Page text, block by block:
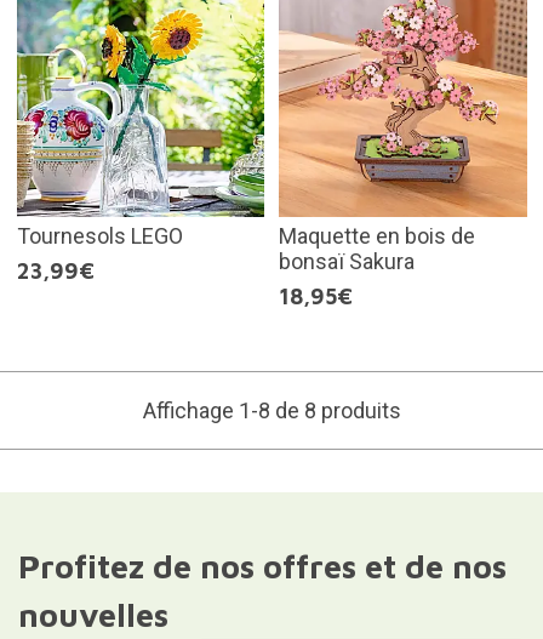
Tournesols LEGO
23,99€
Maquette en bois de
bonsaï Sakura
18,95€
Affichage 1-8 de 8 produits
Profitez de nos offres et de nos
nouvelles